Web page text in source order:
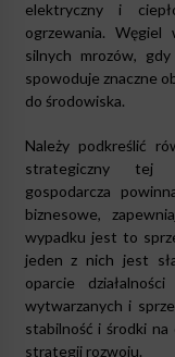
elektryczny i
ogrzewania. Węgiel
silnych mrozów,
spowoduje znaczne
do środowiska.
Należy podkreślić
strategiczny tej
gospodarcza
biznesowe,
wypadku jest to
jeden z nich jest
oparcie
wytwarzanych i
stabilność i środki na
strategii rozwoju.